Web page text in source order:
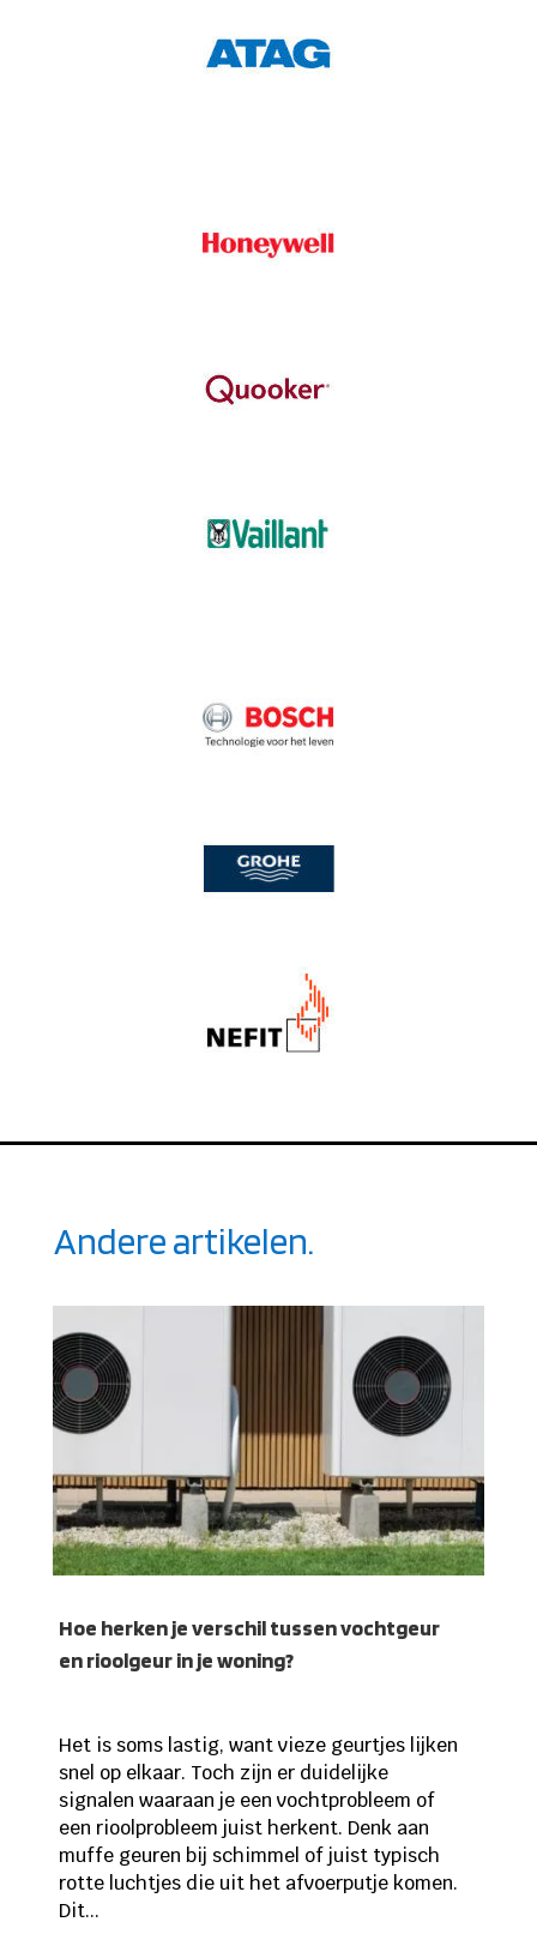
Andere artikelen.
Hoe herken je verschil tussen vochtgeur
en rioolgeur in je woning?
Het is soms lastig, want vieze geurtjes lijken
snel op elkaar. Toch zijn er duidelijke
signalen waaraan je een vochtprobleem of
een rioolprobleem juist herkent. Denk aan
muffe geuren bij schimmel of juist typisch
rotte luchtjes die uit het afvoerputje komen.
Dit...